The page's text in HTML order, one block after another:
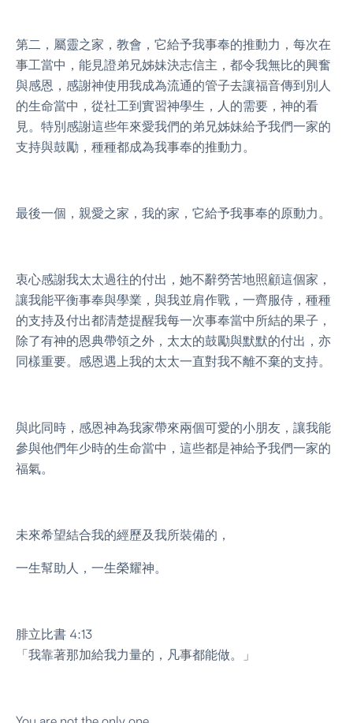
第二，屬靈之家，教會，它給予我事奉的推動力，每次在
事工當中，能見證弟兄姊妹決志信主，都令我無比的興奮
與感恩，感謝神使用我成為流通的管子去讓福音傳到別人
的生命當中，從社工到實習神學生，人的需要，神的看
見。特別感謝這些年來愛我們的弟兄姊妹給予我們一家的
支持與鼓勵，種種都成為我事奉的推動力。
最後一個，親愛之家，我的家，它給予我事奉的原動力。
衷心感謝我太太過往的付出，她不辭勞苦地照顧這個家，
讓我能平衡事奉與學業，與我並肩作戰，一齊服侍，種種
的支持及付出都清楚提醒我每一次事奉當中所結的果子，
除了有神的恩典帶領之外，太太的鼓勵與默默的付出，亦
同樣重要。感恩遇上我的太太一直對我不離不棄的支持。
與此同時，感恩神為我家帶來兩個可愛的小朋友，讓我能
參與他們年少時的生命當中，這些都是神給予我們一家的
福氣。
未來希望結合我的經歷及我所裝備的，
一生幫助人，一生榮耀神。
腓立比書 4:13
「我靠著那加給我力量的，凡事都能做。」